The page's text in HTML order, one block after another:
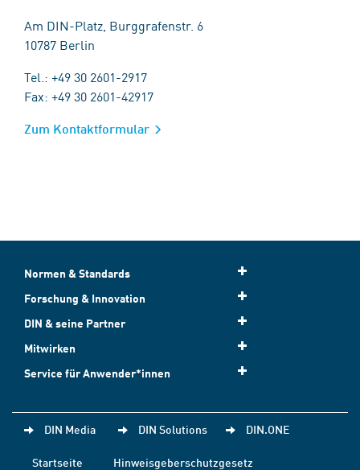
Am DIN-Platz, Burggrafenstr. 6
10787 Berlin
Tel.: +49 30 2601-2917
Fax: +49 30 2601-42917
Zum Kontaktformular
Normen & Standards
Forschung & Innovation
DIN & seine Partner
Mitwirken
Service für Anwender*innen
DIN Media DIN Solutions DIN.ONE
Startseite
Hinweisgeberschutzgesetz